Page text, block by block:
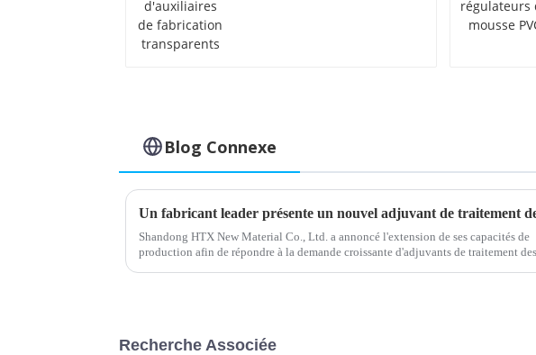
Blog Connexe
Shandong HTX New Material Co., Ltd. a annoncé l'extension de ses capacités de
production afin de répondre à la demande croissante d'adjuvants de traitement des
Recherche Associée